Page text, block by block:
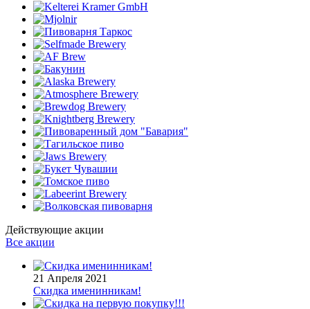
Действующие акции
Все акции
21 Апреля 2021
Скидка именинникам!